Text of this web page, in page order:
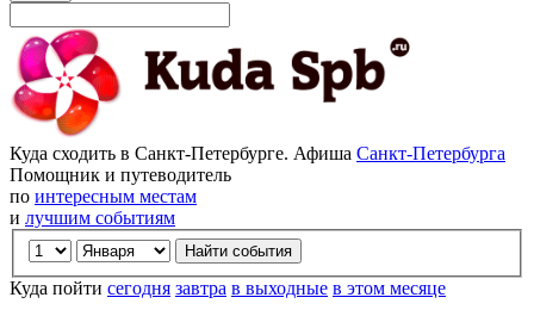
Куда сходить в Санкт-Петербурге. Афиша Санкт-Петербурга
Помощник и путеводитель
по интересным местам
и лучшим событиям
Куда пойти сегодня завтра в выходные в этом месяце